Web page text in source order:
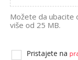
Možete da ubacite
više od 25 MB.
Pristajete na